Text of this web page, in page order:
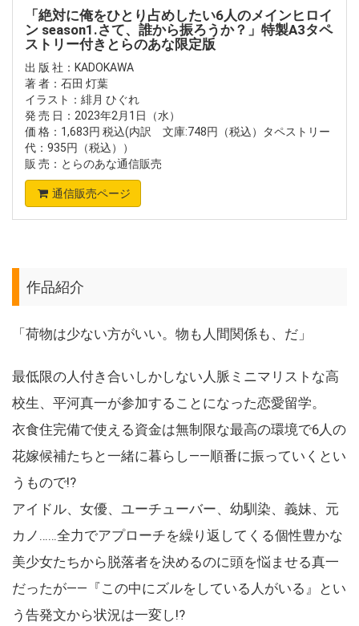
「絶対に俺をひとり占めしたい6人のメインヒロイ
ン season1.さて、誰から振ろうか？」特製A3タペ
ストリー付きとらのあな限定版
出 版 社：KADOKAWA
著 者：石田 灯葉
イラスト：緋月 ひぐれ
発 売 日：2023年2月1日（水）
価 格：1,683円 税込(内訳 文庫:748円（税込）タペストリー
代：935円（税込））
販 売：とらのあな通信販売
通信販売ページ
作品紹介
「荷物は少ない方がいい。物も人間関係も、だ」
最低限の人付き合いしかしない人脈ミニマリストな高
校生、平河真一が参加することになった恋愛留学。
衣食住完備で使える資金は無制限な最高の環境で6人の
花嫁候補たちと一緒に暮らし――順番に振っていくとい
うもので!?
アイドル、女優、ユーチューバー、幼馴染、義妹、元
カノ……全力でアプローチを繰り返してくる個性豊かな
美少女たちから脱落者を決めるのに頭を悩ませる真一
だったが――『この中にズルをしている人がいる』とい
う告発文から状況は一変し!?